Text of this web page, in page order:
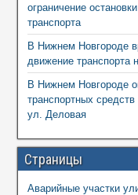
ограничение
транспорта
В Нижнем Новгороде
движение
В Нижнем Новгороде
транспортных
ул. Деловая
Страницы
Аварийные участки